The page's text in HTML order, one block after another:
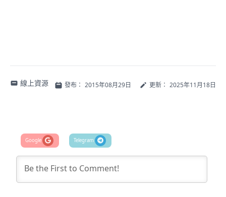
線上資源 發布： 2015年08月29日 更新： 2025年11月18日